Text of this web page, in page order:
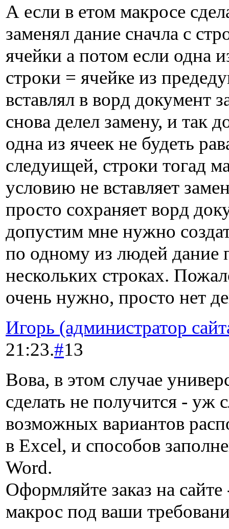
А если в етом макросе
заменял дание сначла с
ячейки а потом если одна
строки = ячейке из
вставлял в ворд документ
снова делел замену, и так
одна из ячеек не будеть
следуищей, строки тогад
условию не вставляет
просто сохраняет ворд
допустим мне нужно
по одному из людей дание
нескольких строках.
очень нужно, просто нет
Игорь (администратор
21:23.#13
Вова, в этом случае
сделать не получится - уж
возможных вариантов
в Excel, и способов
Word.
Оформляйте заказ на
макрос под ваши